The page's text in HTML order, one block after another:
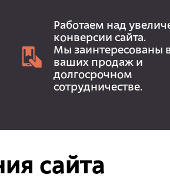
Работаем над
конверсии сайта.
Мы заинтересованы
ваших продаж и
долгосрочном
сотрудничестве.
сайта